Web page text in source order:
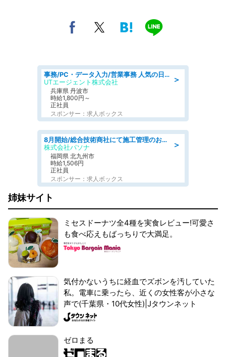
＞
事務/PC・データ入力/営業事務 人気の日勤 月収38万円可 建設会社でCADオペレーター専門事務
UTエージェント株式会社
兵庫県 丹波市
時給1,800円～
正社員
スポンサー：求人ボックス
＞
8月開始/総合技術商社にて施工管理のお仕事/即日勤務可/車通勤可/工事・土木施工管理/生産・品質管理
株式会社パソナ
福岡県 北九州市
時給1,506円
正社員
スポンサー：求人ボックス
姉妹サイト
ミセスドーナツ全4種を実食レビュー!可愛さ
も食べ応えもばっちりで大満足。
気付かないうちに経血でズボンを汚していた
私。電車に乗ったら、近くの女性客が小さな
声で(千葉県・10代女性)|Jタウンネット
ゼロまる